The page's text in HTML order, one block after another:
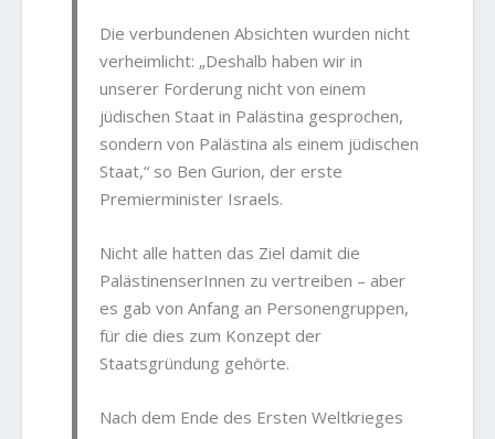
Die verbundenen Absichten wurden nicht
verheimlicht: „Deshalb haben wir in
unserer Forderung nicht von einem
jüdischen Staat in Palästina gesprochen,
sondern von Palästina als einem jüdischen
Staat,“ so Ben Gurion, der erste
Premierminister Israels.
Nicht alle hatten das Ziel damit die
PalästinenserInnen zu vertreiben – aber
es gab von Anfang an Personengruppen,
für die dies zum Konzept der
Staatsgründung gehörte.
Nach dem Ende des Ersten Weltkrieges